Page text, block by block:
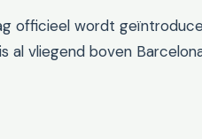
officieel wordt
al vliegend boven